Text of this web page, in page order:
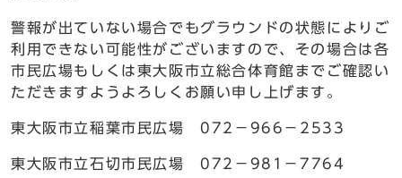
警報が出ていない場合でもグラウンドの状態によりご
利用できない可能性がございますので、その場合は各
市民広場もしくは東大阪市立総合体育館までご確認い
ただきますようよろしくお願い申し上げます。
東大阪市立稲葉市民広場 072－966－2533
東大阪市立石切市民広場 072－981－7764